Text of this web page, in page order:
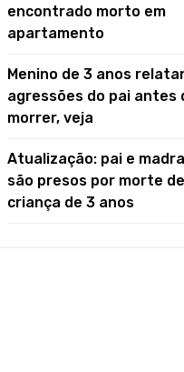
encontrado morto em
apartamento
Menino de 3 anos
agressões do pai antes
morrer, veja
Atualização: pai e
são presos por morte de
criança de 3 anos